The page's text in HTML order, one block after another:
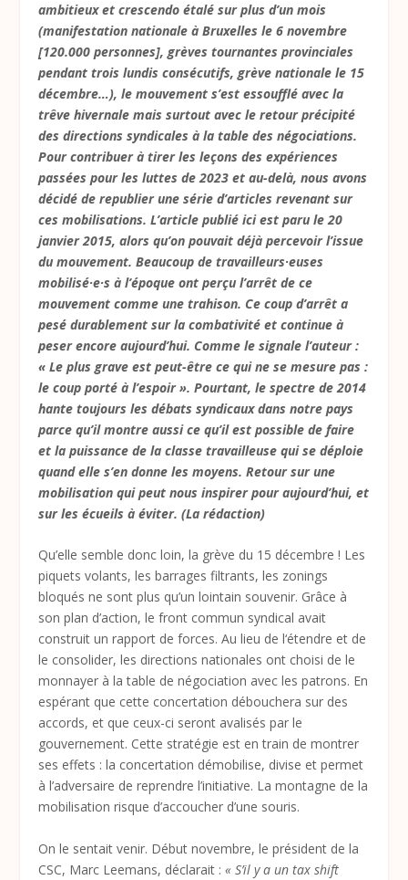
ambitieux et crescendo étalé sur plus d’un mois
(manifestation nationale à Bruxelles le 6 novembre
[120.000 personnes], grèves tournantes provinciales
pendant trois lundis consécutifs, grève nationale le 15
décembre…), le mouvement s’est essoufflé avec la
trêve hivernale mais surtout avec le retour précipité
des directions syndicales à la table des négociations.
Pour contribuer à tirer les leçons des expériences
passées pour les luttes de 2023 et au-delà, nous avons
décidé de republier une série d’articles revenant sur
ces mobilisations. L’article publié ici est paru le 20
janvier 2015, alors qu’on pouvait déjà percevoir l’issue
du mouvement. Beaucoup de travailleurs·euses
mobilisé·e·s à l’époque ont perçu l’arrêt de ce
mouvement comme une trahison. Ce coup d’arrêt a
pesé durablement sur la combativité et continue à
peser encore aujourd’hui. Comme le signale l’auteur :
« Le plus grave est peut-être ce qui ne se mesure pas :
le coup porté à l’espoir ». Pourtant, le spectre de 2014
hante toujours les débats syndicaux dans notre pays
parce qu’il montre aussi ce qu’il est possible de faire
et la puissance de la classe travailleuse qui se déploie
quand elle s’en donne les moyens. Retour sur une
mobilisation qui peut nous inspirer pour aujourd’hui, et
sur les écueils à éviter. (La rédaction)
Qu’elle semble donc loin, la grève du 15 décembre ! Les
piquets volants, les barrages filtrants, les zonings
bloqués ne sont plus qu’un lointain souvenir. Grâce à
son plan d’action, le front commun syndical avait
construit un rapport de forces. Au lieu de l‘étendre et de
le consolider, les directions nationales ont choisi de le
monnayer à la table de négociation avec les patrons. En
espérant que cette concertation débouchera sur des
accords, et que ceux-ci seront avalisés par le
gouvernement. Cette stratégie est en train de montrer
ses effets : la concertation démobilise, divise et permet
à l’adversaire de reprendre l’initiative. La montagne de la
mobilisation risque d’accoucher d’une souris.
On le sentait venir. Début novembre, le président de la
CSC, Marc Leemans, déclarait :« S’il y a un tax shift